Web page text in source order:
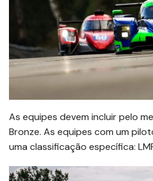
As equipes devem incluir pelo
Bronze. As equipes com um
uma classificação específica: